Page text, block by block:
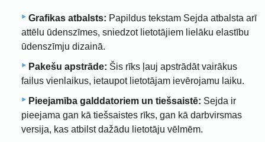
Grafikas atbalsts: Papildus tekstam Sejda atbalsta arī
attēlu ūdenszīmes, sniedzot lietotājiem lielāku elastību
ūdenszīmju dizainā.
Pakešu apstrāde: Šis rīks ļauj apstrādāt vairākus
failus vienlaikus, ietaupot lietotājam ievērojamu laiku.
Pieejamība galddatoriem un tiešsaistē: Sejda ir
pieejama gan kā tiešsaistes rīks, gan kā darbvirsmas
versija, kas atbilst dažādu lietotāju vēlmēm.